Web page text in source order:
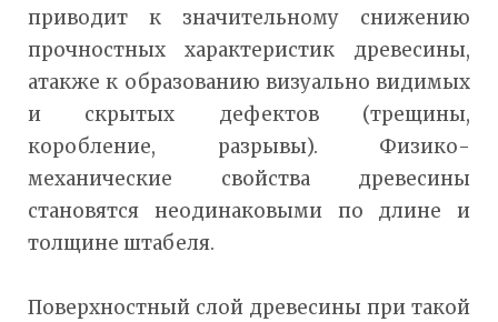
приводит к значительному снижению
прочностных характеристик древесины,
атакже к образованию визуально видимых
и скрытых дефектов (трещины,
коробление, разрывы). Физико-
механические свойства древесины
становятся неодинаковыми по длине и
толщине штабеля.
Поверхностный слой древесины при такой